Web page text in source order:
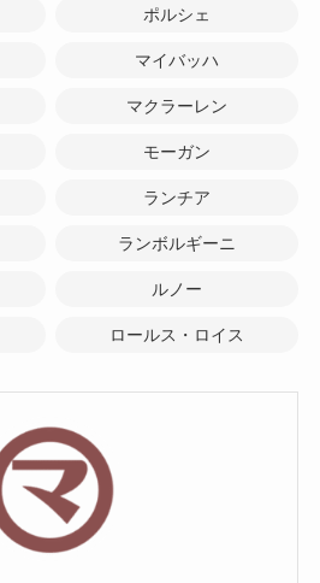
ポルシェ
マイバッハ
マクラーレン
モーガン
ランチア
ランボルギーニ
ルノー
ロールス・ロイス